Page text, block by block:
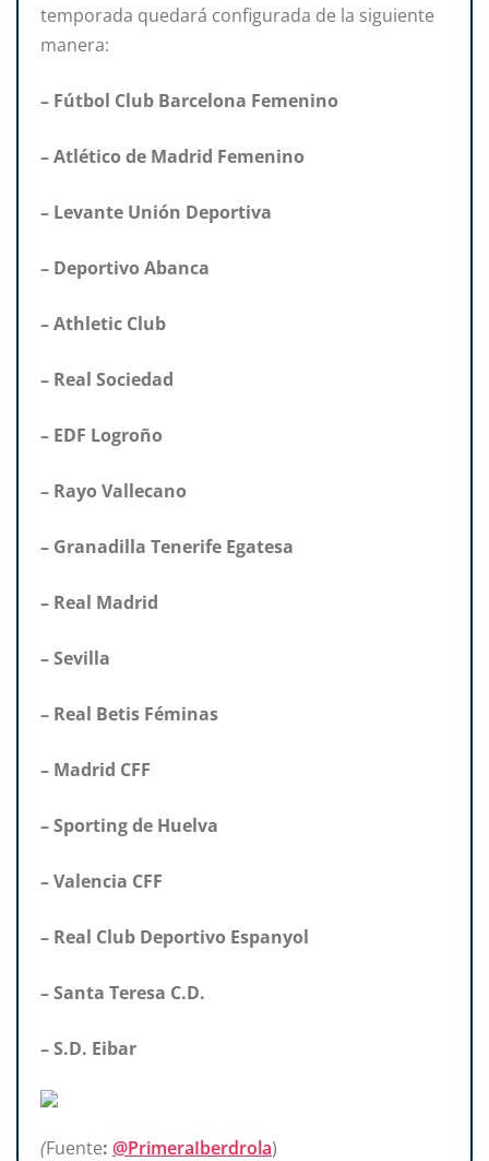
temporada quedará configurada de la siguiente
manera:
– Fútbol Club Barcelona Femenino
– Atlético de Madrid Femenino
– Levante Unión Deportiva
– Deportivo Abanca
– Athletic Club
– Real Sociedad
– EDF Logroño
– Rayo Vallecano
– Granadilla Tenerife Egatesa
– Real Madrid
– Sevilla
– Real Betis Féminas
– Madrid CFF
– Sporting de Huelva
– Valencia CFF
– Real Club Deportivo Espanyol
– Santa Teresa C.D.
– S.D. Eibar
(Fuente: @PrimeraIberdrola)